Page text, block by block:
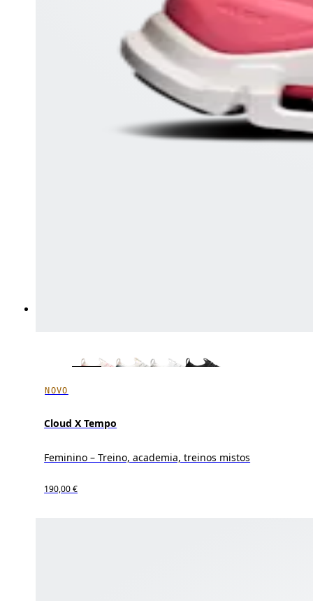
NOVO
Cloud X Tempo
Feminino – Treino, academia, treinos mistos
190,00 €